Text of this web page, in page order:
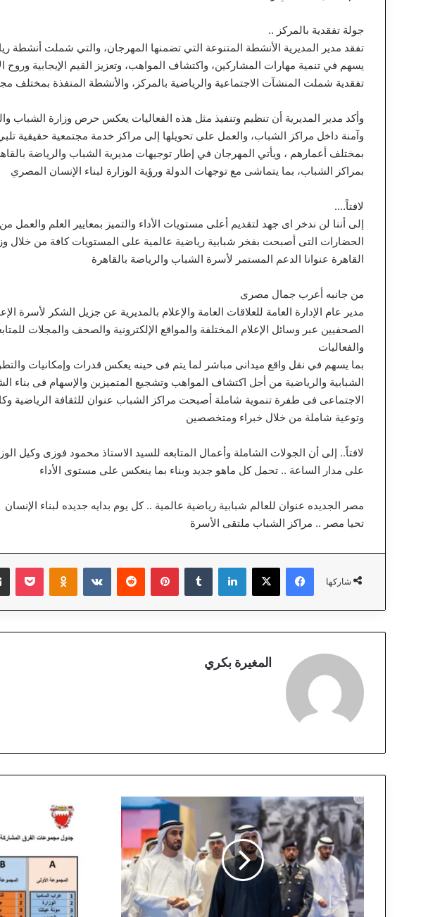
جولة تفقدية بالمركز ..
تفقد مدير المديرية الأنشطة المتنوعة التي تضمنها المهرجان، والتي شملت أنشطة
يسهم في تنمية مهارات المشاركين، واكتشاف المواهب، وتعزيز القيم الإيجابية وروح
تفقدية شملت المنشآت الاجتماعية والرياضية بالمركز، والأنشطة المنفذة بمختلف
وأكد مدير المديرية أن تنظيم وتنفيذ مثل هذه الفعاليات يعكس حرص وزارة الشباب
وآمنة داخل مراكز الشباب، والعمل على تحويلها إلى مراكز خدمة مجتمعية حقيقية
بمختلف أعمارهم ، ويأتي المهرجان في إطار توجيهات مديرية الشباب والرياضة
بمراكز الشباب، بما يتماشى مع توجهات الدولة ورؤية الوزارة لبناء الإنسان المصري
لافتاً….
إلى أننا لن ندخر اى جهد لتقديم أعلى مستويات الأداء والتميز بمعايير العلم والعمل
الحضارات التى أصبحت بفخر شبابية رياضية عالمية على المستويات كافة من خلال
القاهرة عنوانا الدعم المستمر لأسرة الشباب والرياضة بالقاهرة
من جانبه أعرب جمال مصرى
مدير عام الإدارة العامة للعلاقات العامة والإعلام بالمديرية عن جزيل الشكر لأسرة
الصحفيين عبر وسائل الإعلام المختلفة والمواقع الإلكترونية والصحف والمجلات
والفعاليات
بما يسهم في نقل واقع ميدانى مباشر لما يتم فى حينه يعكس قدرات وإمكانيات
الشبابية والرياضية من أجل اكتشاف المواهب وتشجيع المتميزين والإسهام فى بناء
الاجتماعى فى طفرة تنموية شاملة أصبحت مراكز الشباب عنوان للثقافة الرياضية
وتوعية شاملة من خلال خبراء ومتخصصين
لافتاً.. إلى أن الجولات الشاملة وأعمال المتابعه للسيد الاستاذ محمود فوزى وكيل
على مدار الساعة .. تحمل كل ماهو جديد وبناء بما ينعكس على مستوى الأداء
مصر الجديده عنوان للعالم شبابية رياضية عالمية .. كل يوم بدايه جديده لبناء الإنسان
تحيا مصر .. مراكز الشباب ملتقى الأسرة
شاركها
فيسبوك لينكدإن بينتيريست
المغيرة بكري
ا
ن
ط
ل
ا
ق
ا